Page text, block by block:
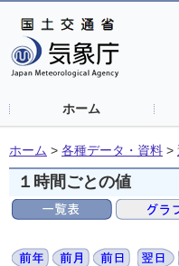
ホーム
ホーム > 各種データ・資料 >
１時間ごとの値